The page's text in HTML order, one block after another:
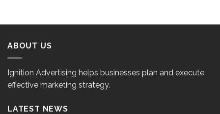
ABOUT US
Ignition Advertising helps businesses plan and execute
effective marketing strategy.
LATEST NEWS